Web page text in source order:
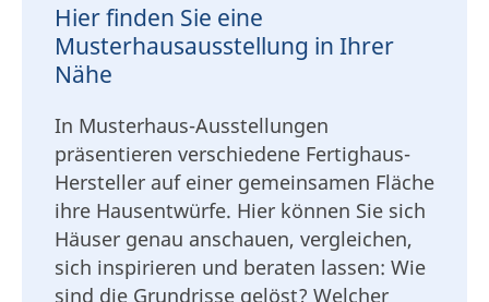
Hier finden Sie eine
Musterhausausstellung in Ihrer
Nähe
In Musterhaus-Ausstellungen
präsentieren verschiedene Fertighaus-
Hersteller auf einer gemeinsamen Fläche
ihre Hausentwürfe. Hier können Sie sich
Häuser genau anschauen, vergleichen,
sich inspirieren und beraten lassen: Wie
sind die Grundrisse gelöst? Welcher